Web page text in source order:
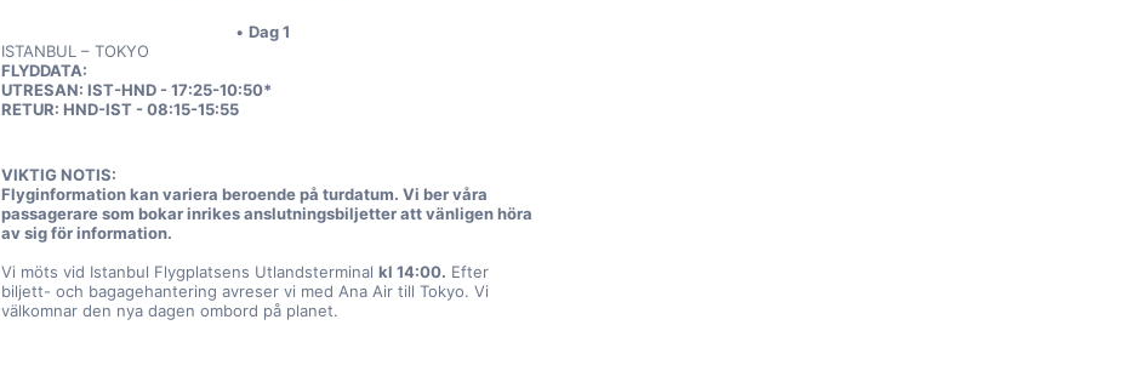
Dag 1
ISTANBUL – TOKYO
FLYDDATA:
UTRESAN: IST-HND - 17:25-10:50*
RETUR: HND-IST - 08:15-15:55
VIKTIG NOTIS:
Flyginformation kan variera beroende på turdatum. Vi ber våra
passagerare som bokar inrikes anslutningsbiljetter att vänligen höra
av sig för information.
Vi möts vid Istanbul Flygplatsens Utlandsterminal kl 14:00. Efter
biljett- och bagagehantering avreser vi med Ana Air till Tokyo. Vi
välkomnar den nya dagen ombord på planet.